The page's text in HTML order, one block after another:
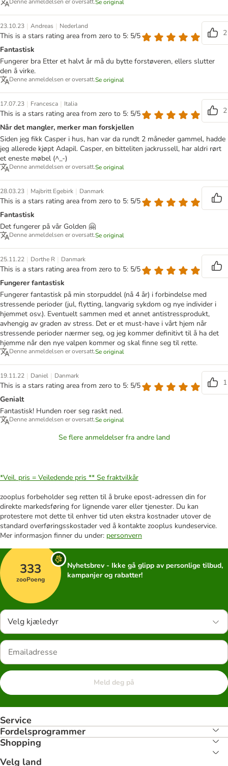
Denne anmeldelsen er oversatt.Se original
23.10.23 | Andreas | Nederland
This is a stars rating area from zero to 5: 5/5
2
Fantastisk
Fungerer bra Etter et halvt år må du bytte forstøveren, ellers slutter
den å virke.
Denne anmeldelsen er oversatt.Se original
17.07.23 | Francesca | Italia
This is a stars rating area from zero to 5: 5/5
2
Når det mangler, merker man forskjellen
Siden jeg fikk Casper i hus, han var da rundt 2 måneder gammel, hadde
jeg allerede kjøpt Adapil. Casper, en bitteliten jackrussell, har aldri rørt
et eneste møbel (^_-)
Denne anmeldelsen er oversatt.Se original
28.03.23 | Majbritt Egebirk | Danmark
This is a stars rating area from zero to 5: 5/5
Fantastisk
Det fungerer på vår Golden 🤗
Denne anmeldelsen er oversatt.Se original
25.11.22 | Dorthe R | Danmark
This is a stars rating area from zero to 5: 5/5
Fungerer fantastisk
Fungerer fantastisk på min storpuddel (nå 4 år) i forbindelse med
stressende perioder (jul, flytting, langvarig sykdom og nye individer i
hjemmet osv.). Eventuelt sammen med et annet antistressprodukt,
avhengig av graden av stress. Det er et must-have i vårt hjem når
stressende perioder nærmer seg, og jeg kommer definitivt til å ha det
hjemme når den nye valpen kommer og skal finne seg til rette.
Denne anmeldelsen er oversatt.Se original
19.11.22 | Daniel | Danmark
This is a stars rating area from zero to 5: 5/5
1
Genialt
Fantastisk! Hunden roer seg raskt ned.
Denne anmeldelsen er oversatt.Se original
Se flere anmeldelser fra andre land
*Veil. pris = Veiledende pris ** Se fraktvilkår
zooplus forbeholder seg retten til å bruke epost-adressen din for
direkte markedsføring for lignende varer eller tjenester. Du kan
protestere mot dette til enhver tid uten ekstra kostnader utover de
standard overføringsskostader ved å kontakte zooplus kundeservice.
Mer informasjon finner du under: personvern
333
zooPoeng
Nyhetsbrev - Ikke gå glipp av personlige tilbud,
kampanjer og rabatter!
Velg kjæledyr
Meld deg på
Service
Fordelsprogrammer
Shopping
Velg land